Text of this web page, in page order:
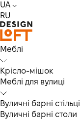
UA
RU
Меблі
Крісло-мішок
Меблі для вулиці
Вуличні барні стільці
Вуличні барні столи